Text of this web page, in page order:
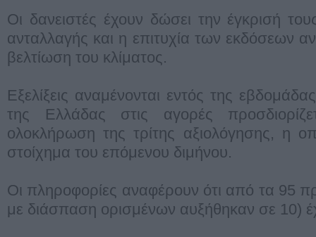
Οι δανειστές έχουν δώσει την έγκρισή
ανταλλαγής και η επιτυχία των εκδόσεων
βελτίωση του κλίματος.
Εξελίξεις αναμένονται εντός της
της Ελλάδας στις αγορές
ολοκλήρωση της τρίτης αξιολόγησης, η
στοίχημα του επόμενου διμήνου.
Οι πληροφορίες αναφέρουν ότι από τα 95
με διάσπαση ορισμένων αυξήθηκαν σε 10)